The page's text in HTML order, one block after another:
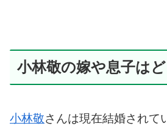
小林敬の嫁や息子は
小林敬さんは現在結婚されて